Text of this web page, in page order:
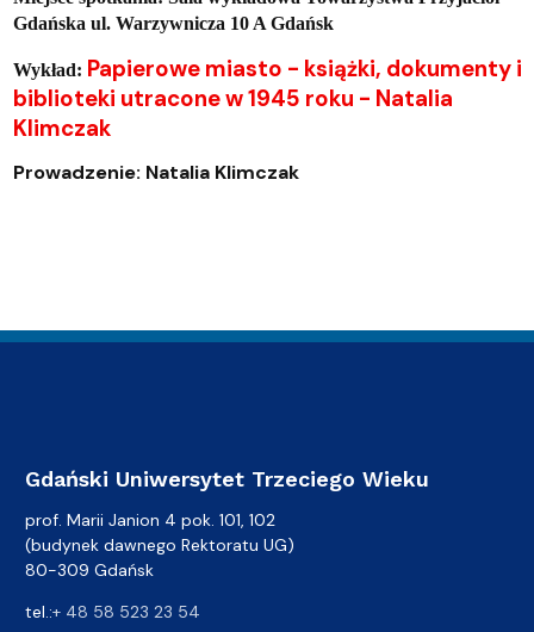
Gdańska ul. Warzywnicza 10 A Gdańsk
Wykład: Papierowe miasto - książki, dokumenty i
biblioteki utracone w 1945 roku - Natalia
Klimczak
Prowadzenie: Natalia Klimczak
Gdański Uniwersytet Trzeciego Wieku
prof. Marii Janion 4 pok. 101, 102
(budynek dawnego Rektoratu UG)
80-309 Gdańsk
tel.:+ 48 58 523 23 54